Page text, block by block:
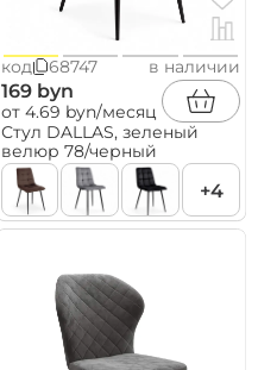
код 68747 в наличии
169 byn
от 4.69 byn/месяц
Стул DALLAS, зеленый
велюр 78/черный
+4